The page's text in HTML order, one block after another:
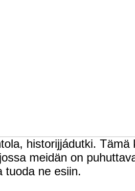
historijjádutki. Tämä
meidän on
tuoda ne esiin.